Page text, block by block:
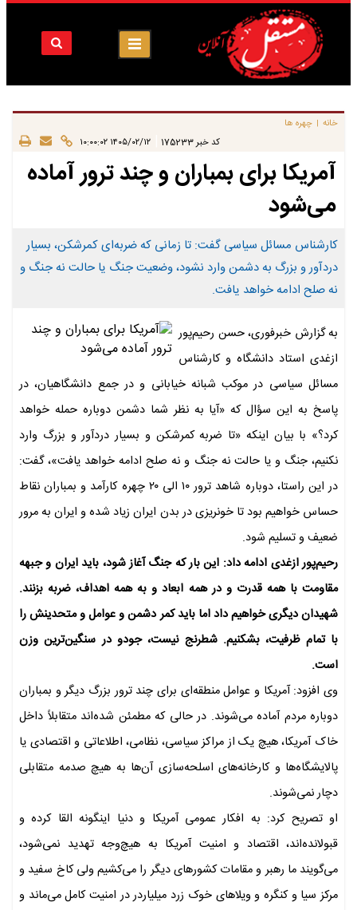
خانه | چهره ها
کد خبر 175233 ۱۴۰۵/۰۲/۱۲ ۱۰:۰۰:۰۲
آمریکا برای بمباران و چند ترور آماده
می‌شود
کارشناس مسائل سیاسی گفت: تا زمانی که ضربه‌ای کمرشکن، بسیار
دردآور و بزرگ به دشمن وارد نشود، وضعیت جنگ یا حالت نه جنگ و
نه صلح ادامه خواهد یافت.
به گزارش خبرفوری، حسن رحیم‌پور
ازغدی استاد دانشگاه و کارشناس
مسائل سیاسی در موکب شبانه خیابانی و در جمع دانشگاهیان، در
پاسخ به این سؤال که «آیا به نظر شما دشمن دوباره حمله خواهد
کرد؟» با بیان اینکه «تا ضربه کمرشکن و بسیار دردآور و بزرگ وارد
نکنیم، جنگ و یا حالت نه جنگ و نه صلح ادامه خواهد یافت»، گفت:
در این راستا، دوباره شاهد ترور ۱۰ الی ۲۰ چهره کارآمد و بمباران نقاط
حساس خواهیم بود تا خونریزی در بدن ایران زیاد شده و ایران به مرور
ضعیف و تسلیم شود.
رحیم‌پور ازغدی ادامه داد: این بار که جنگ آغاز شود، باید ایران و جبهه
مقاومت با همه قدرت و در همه ابعاد و به همه اهداف، ضربه بزنند.
شهیدان دیگری خواهیم داد اما باید کمر دشمن و عوامل و متحدینش را
با تمام ظرفیت، بشکنیم. شطرنج نیست، جودو در سنگین‌ترین وزن
است.
وی افزود: آمریکا و عوامل منطقه‌ای برای چند ترور بزرگ دیگر و بمباران
دوباره مردم آماده می‌شوند. در حالی که مطمئن شده‌اند متقابلاً داخل
خاک آمریکا، هیچ یک از مراکز سیاسی، نظامی، اطلاعاتی و اقتصادی یا
پالایشگاه‌ها و کارخانه‌های اسلحه‌سازی‌ آن‌ها به هیچ صدمه متقابلی
دچار نمی‌شوند.
او تصریح کرد: به افکار عمومی آمریکا و دنیا اینگونه القا کرده و
قبولانده‌اند، اقتصاد و امنیت آمریکا به هیچ‌وجه تهدید نمی‌شود،
می‌گویند ما رهبر و مقامات کشورهای دیگر را می‌کشیم ولی کاخ سفید و
مرکز سیا و کنگره و ویلاهای خوک زرد میلیاردر در امنیت کامل می‌ماند و